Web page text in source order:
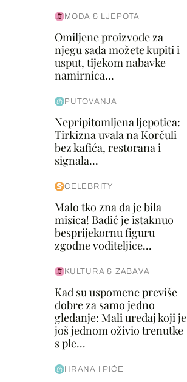
MODA & LJEPOTA
Omiljene proizvode za
njegu sada možete kupiti i
usput, tijekom nabavke
namirnica...
PUTOVANJA
Nepripitomljena ljepotica:
Tirkizna uvala na Korčuli
bez kafića, restorana i
signala...
CELEBRITY
Malo tko zna da je bila
misica! Badić je istaknuo
besprijekornu figuru
zgodne voditeljice...
KULTURA & ZABAVA
Kad su uspomene previše
dobre za samo jedno
gledanje: Mali uređaj koji je
još jednom oživio trenutke
s ple...
HRANA I PIĆE